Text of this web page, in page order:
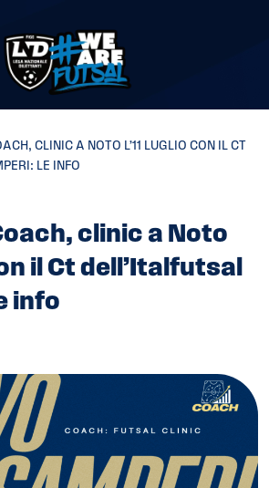
CLINIC A NOTO L’11 LUGLIO CON IL CT
LE INFO
clinic a Noto
il Ct dell’Italfutsal
info